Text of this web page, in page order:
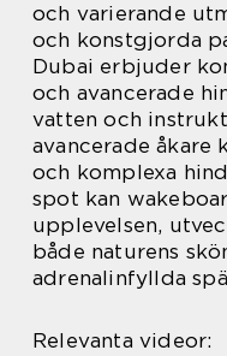
och varierande
och konstgjorda
Dubai erbjuder
och avancerade
vatten och
avancerade åkare
och komplexa
spot kan
upplevelsen,
både naturens
adrenalinfyllda
Relevanta videor: